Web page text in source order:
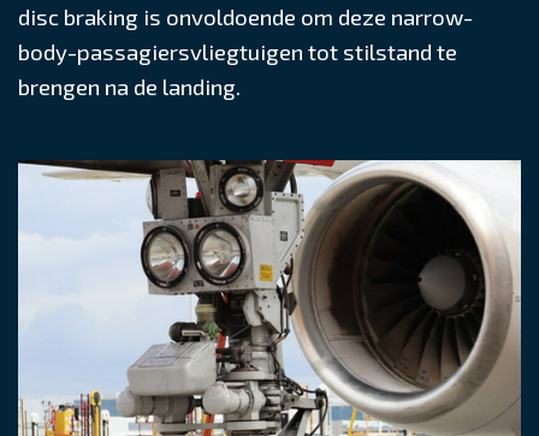
disc braking is onvoldoende om deze narrow-
body-passagiersvliegtuigen tot stilstand te
brengen na de landing.